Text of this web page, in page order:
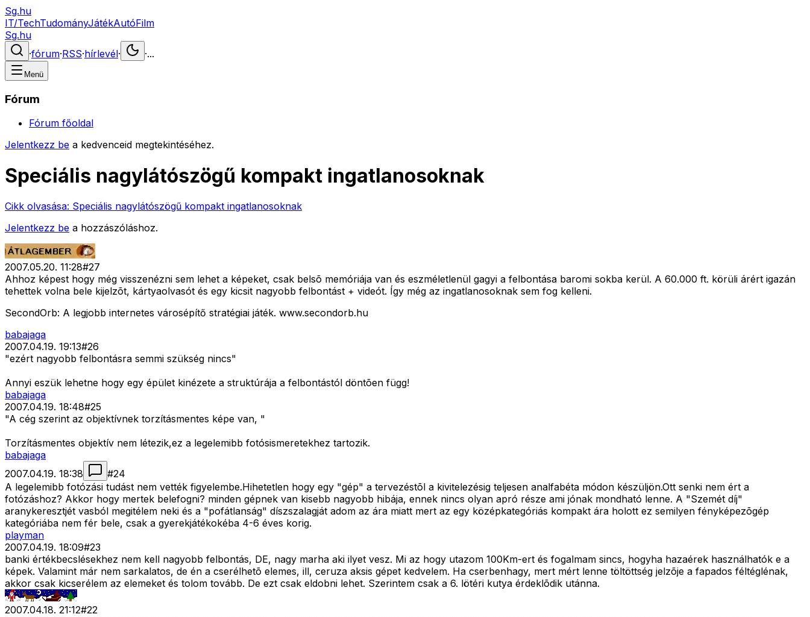
Sg.hu
IT/TechTudományJátékAutóFilm
Sg.hu
·fórum·RSS·hírlevél· ·...
Menü
Fórum
Fórum főoldal
Jelentkezz be a kedvenceid megtekintéséhez.
Speciális nagylátószögű kompakt ingatlanosoknak
Cikk olvasása: Speciális nagylátószögű kompakt ingatlanosoknak
Jelentkezz be a hozzászóláshoz.
2007.05.20. 11:28#27
Ahhoz képest hogy még visszenézni sem lehet a képeket, csak belsõ memóriája van és eszméletlenül gagyi a felbontása baromi sokba kerül. A 60.000 ft. körüli árért igazán
tehettek volna bele kijelzõt, kártyaolvasót és egy kicsit nagyobb felbontást + videót. Így még az ingatlanosoknak sem fog kelleni.
SecondOrb: A legjobb internetes városépítő stratégiai játék. www.secondorb.hu
babajaga
2007.04.19. 19:13#26
"ezért nagyobb felbontásra semmi szükség nincs"
Annyi eszük lehetne hogy egy épület kinézete a struktúrája a felbontástól döntõen függ!
babajaga
2007.04.19. 18:48#25
"A cég szerint az objektívnek torzításmentes képe van, "
Torzításmentes objektív nem létezik,ez a legelemibb fotósismeretekhez tartozik.
babajaga
2007.04.19. 18:38
#24
A legelemibb fotózási tudást nem vették figyelembe.Hihetetlen hogy egy "gép" a tervezéstõl a kivitelezésig teljesen analfabéta módon készüljön.Ott senki nem ért a
fotózáshoz? Akkor hogy mertek belefogni? minden gépnek van kisebb nagyobb hibája, ennek nincs olyan apró része ami jónak mondható lenne. A "Szemét díj"
aranykeresztjét vasból megitélem neki és a "pofátlanság" díszszalagját adom az ára miatt mert az egy középkategóriás kompakt ára holott ez semilyen fényképezõgép
kategóriába nem fér bele, csak a gyerekjátékokéba 4-6 éves korig.
playman
2007.04.19. 18:09#23
banki értékbecslésekhez nem kell nagyobb felbontás, DE, nagy marha aki ilyet vesz. Mi az hogy utazom 100Km-ert és fogalmam sincs, hogyha hazaérek használhatók e a
képek. Valamint már nem sarkalatos, de én a cserélhetõ elemes, ill, ceruza aksis gépet kedvelem. Ha cserbenhagy, mert mért lenne töltöttség jelzõje a fapados féltéglénak,
akkor csak kicserélem az elemeket és tolom tovább. De ezt csak eldobni lehet. Szerintem csak a 6. lötéri kutya érdeklõdik utánna.
2007.04.18. 21:12#22